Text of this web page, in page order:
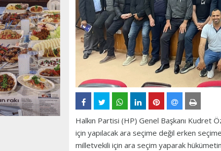
Halkın Partisi (HP) Genel Başkanı Kudret
için yapılacak ara seçime değil erken
milletvekili için ara seçim yaparak